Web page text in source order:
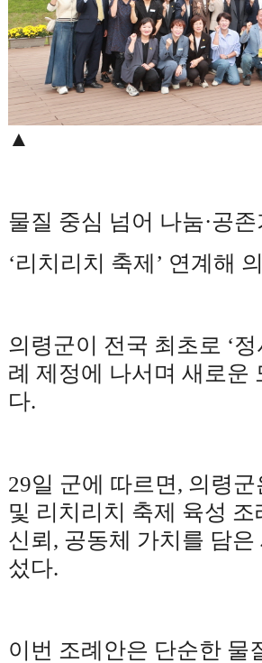
▲
물질 중심 넘어 나눔·공
‘리치리치 축제 ’ 연계해
의령군이 전국 최초로 ‘정
례 제정에 나서며 새로운
다.
29일 군에 따르면, 의령군
및 리치리치 축제 육성 조
신뢰, 공동체 가치를 담
섰다.
이번 조례안은 단순한 물